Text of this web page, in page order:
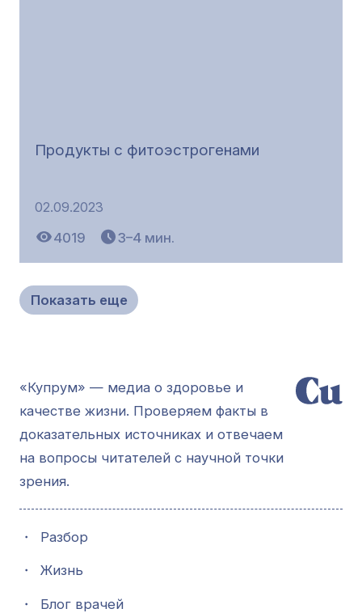
Продукты с фитоэстрогенами
02.09.2023
4019
3–4 мин.
Показать еще
«Купрум» — медиа о здоровье и
качестве жизни. Проверяем факты в
доказательных источниках и отвечаем
на вопросы читателей с научной точки
зрения.
・ Разбор
・ Жизнь
・ Блог врачей